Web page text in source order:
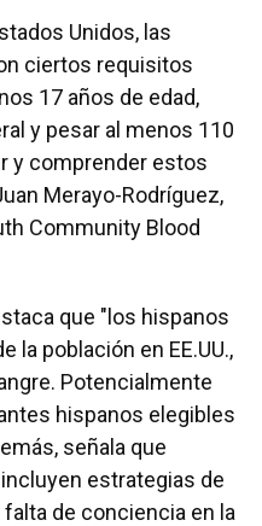
Unidos, las
ciertos requisitos
17 años de edad,
y pesar al menos 110
y comprender estos
Merayo-Rodríguez,
Community Blood
que "los hispanos
la población en EE.UU.,
Potencialmente
hispanos elegibles
señala que
estrategias de
de conciencia en la